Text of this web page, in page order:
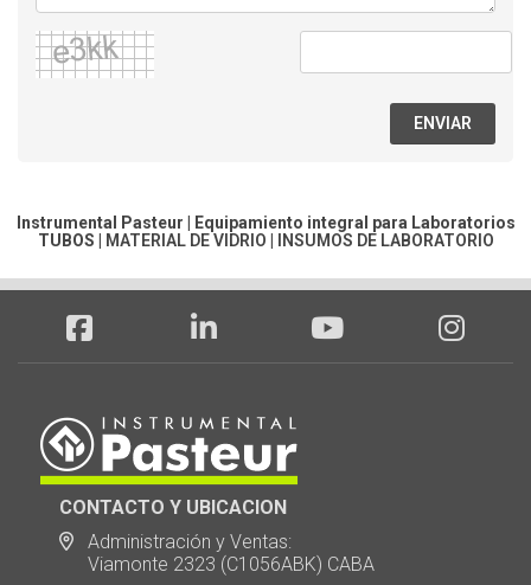
ENVIAR
Instrumental Pasteur | Equipamiento integral para Laboratorios
TUBOS | MATERIAL DE VIDRIO | INSUMOS DE LABORATORIO
CONTACTO Y UBICACION
Administración y Ventas:
Viamonte 2323 (C1056ABK) CABA